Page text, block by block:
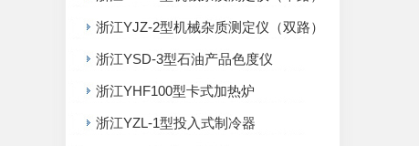
浙江YJZ-2型机械杂质测定仪（双路）
浙江YSD-3型石油产品色度仪
浙江YHF100型卡式加热炉
浙江YZL-1型投入式制冷器